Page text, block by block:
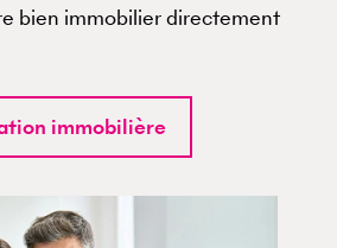
bien immobilier directement
immobilière